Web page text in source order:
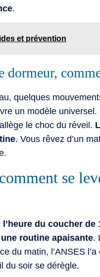
.
et prévention
dormeur,
quelques
un modèle
le choc du réveil.
. Vous rêvez d’un
se
l’heure du coucher
routine apaisante.
matin, l’ANSES
du soir se dérègle.